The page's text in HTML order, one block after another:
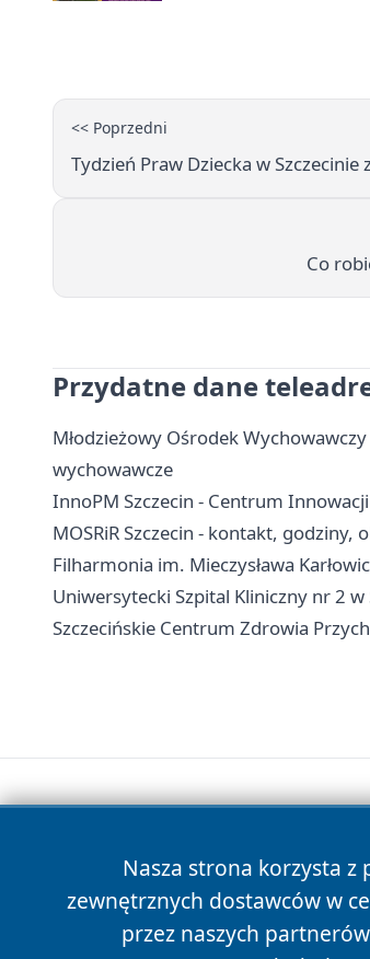
<< Poprzedni
Tydzień Praw Dziecka w
Co
Przydatne dane
Młodzieżowy Ośrodek
wychowawcze
InnoPM Szczecin - Centrum
MOSRiR Szczecin - kontakt,
Filharmonia im. Mieczysława
Uniwersytecki Szpital Kliniczny nr 2
Szczecińskie Centrum Zdrowia
Nasza strona korzysta z
zewnętrznych dostawców w
przez naszych